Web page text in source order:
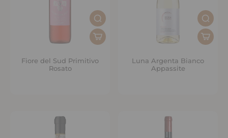
Fiore del Sud Primitivo
Rosato
Luna Argenta Bianco
Appassite